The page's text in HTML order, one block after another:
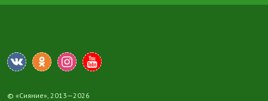
© «Сияние», 2013—2026